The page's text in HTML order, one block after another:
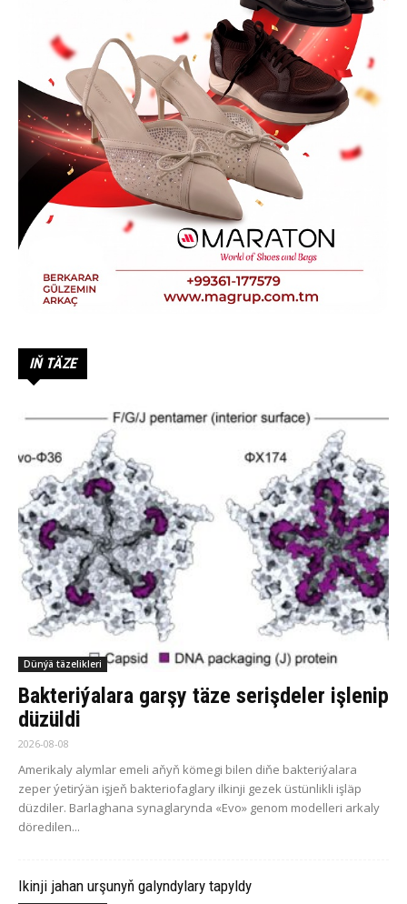
IŇ TÄZE
Dünýä täzelikleri
Bakteriýalara garşy täze serişdeler işlenip
düzüldi
2026-08-08
Amerikaly alymlar emeli aňyň kömegi bilen diňe bakteriýalara
zeper ýetirýän işjeň bakteriofaglary ilkinji gezek üstünlikli işläp
düzdiler. Barlaghana synaglarynda «Evo» genom modelleri arkaly
döredilen...
Ikinji jahan urşunyň galyndylary tapyldy